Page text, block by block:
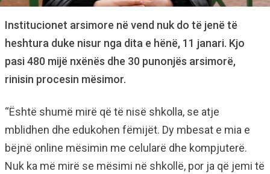
Institucionet arsimore në vend nuk do të jenë të
heshtura duke nisur nga dita e hënë, 11 janari. Kjo
pasi 480 mijë nxënës dhe 30 punonjës arsimorë,
rinisin procesin mësimor.
“Është shumë mirë që të nisë shkolla, se atje
mblidhen dhe edukohen fëmijët. Dy mbesat e mia e
bëjnë online mësimin me celularë dhe kompjuterë.
Nuk ka më mirë se mësimi në shkollë, por ja që jemi të